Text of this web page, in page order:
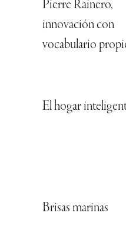
Pierre Rainero,
innovación con
vocabulario
El hogar
Brisas marinas